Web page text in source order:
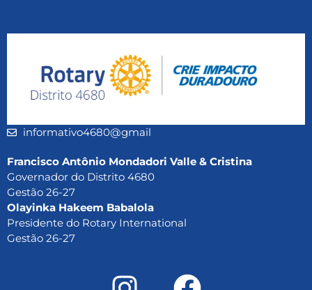
informativo4680@gmail
Francisco Antônio Mondadori Valle & Cristina
Governador do Distrito 4680
Gestão 26-27
Olayinka Hakeem Babalola
Presidente do Rotary International
Gestão 26-27